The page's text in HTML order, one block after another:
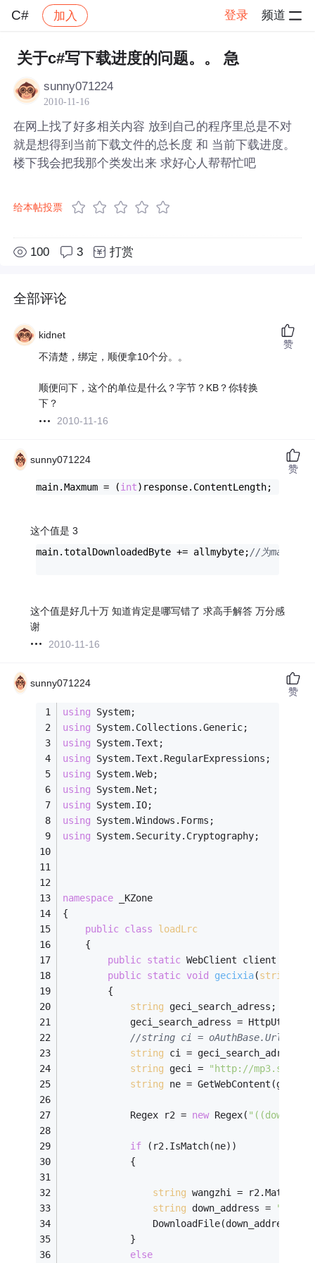
C# 加入 登录 频道
社区 C# 帖子详情
关于c#写下载进度的问题。。 急
sunny071224
2010-11-16
在网上找了好多相关内容 放到自己的程序里总是不对
就是想得到当前下载文件的总长度 和 当前下载进度。
楼下我会把我那个类发出来 求好心人帮帮忙吧
给本帖投票
100 3 打赏
全部评论
kidnet
不清楚，绑定，顺便拿10个分。。
顺便问下，这个的单位是什么？字节？KB？你转换
下？
2010-11-16
赞
sunny071224
main.Maxmum = (int)response.ContentLength; ;
这个值是 3
main.totalDownloadedByte += allmybyte;//为main窗体
这个值是好几十万 知道肯定是哪写错了 求高手解答 万分感
谢
2010-11-16
赞
sunny071224
using System;
using System.Collections.Generic;
using System.Text;
using System.Text.RegularExpressions;
using System.Web;
using System.Net;
using System.IO;
using System.Windows.Forms;
using System.Security.Cryptography;
namespace _KZone
{
public class
loadLrc
    {
public static WebClient client =
public static void gecixia(string
        {
string geci_search_adress;
geci_search_adress =
//string ci =
string ci =
string geci =
"http://
string ne =
            Regex r2 =
new Regex(
if (r2.IsMatch(ne))
            {
string wangzhi =
string down_address =
"http://
DownloadFile(down_address,
            }
else
赞